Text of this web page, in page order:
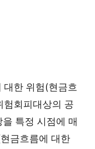
대한 위험(현금흐
험회피대상의 공
특정 시점에 매
금흐름에 대한